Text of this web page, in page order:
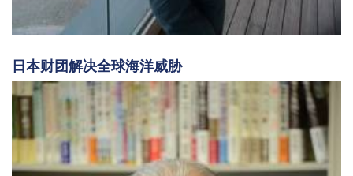
日本财团解决全球海洋威胁